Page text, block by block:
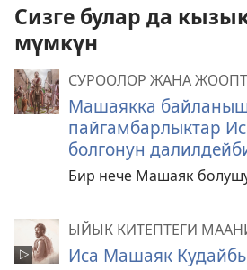
Сизге булар да
мүмкүн
СУРООЛОР ЖАНА
Машаякка
пайгамбарлыктар
болгонун
Бир нече Машаяк
ЫЙЫК КИТЕПТЕГИ
Иса Машаяк